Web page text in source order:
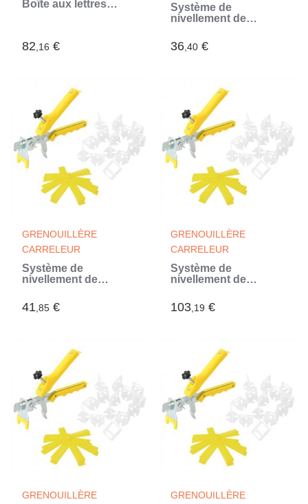
Boîte aux lettres
82,16 €
Système de
nivellement de
500 clips 1 mm
36,40 €
GRENOUILLÈRE
CARRELEUR
Système de
nivellement de
500 clips 1,5 mm
41,85 €
GRENOUILLÈRE
CARRELEUR
Système de
nivellement de
2500 clips 3 mm
103,19 €
GRENOUILLÈRE
GRENOUILLÈRE